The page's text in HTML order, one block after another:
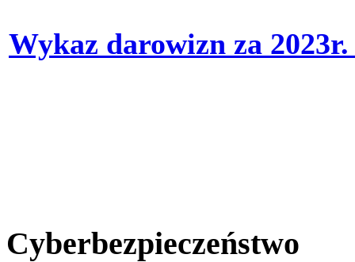
Wykaz darowizn za
Cyberbezpieczeństwo